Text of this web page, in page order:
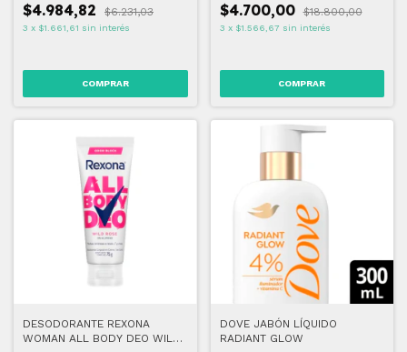
$4.984,82 $6.231,03
3 x $1.661,61 sin interés
$4.700,00 $18.800,00
3 x $1.566,67 sin interés
DESODORANTE REXONA
WOMAN ALL BODY DEO WILD
DOVE JABÓN LÍQUIDO
RADIANT GLOW